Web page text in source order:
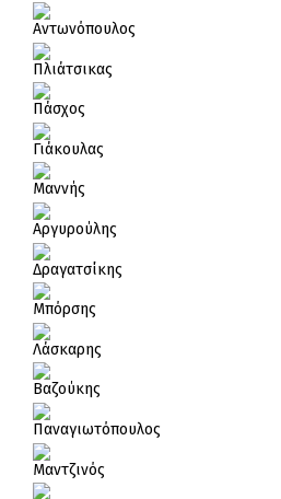
Αντωνόπουλος
Πλιάτσικας
Πάσχος
Γιάκουλας
Μαννής
Αργυρούλης
Δραγατσίκης
Μπόρσης
Λάσκαρης
Βαζούκης
Παναγιωτόπουλος
Μαντζινός